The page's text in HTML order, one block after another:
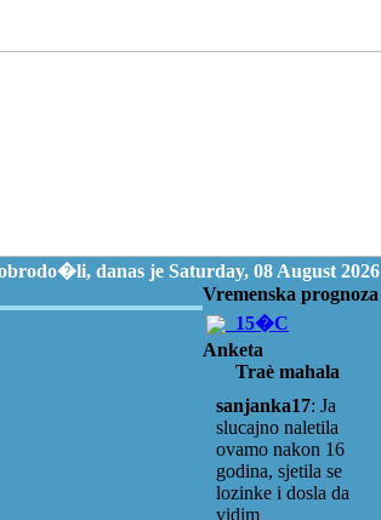
danas je Saturday, 08 August 2026
Vremenska prognoza
15�C
Anketa
Traè mahala